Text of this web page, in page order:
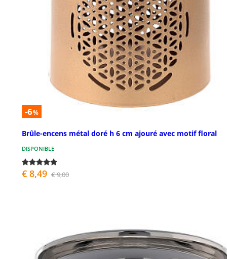
-6%
Brûle-encens métal doré h 6 cm ajouré avec motif floral
DISPONIBLE
€ 8,49 € 9,00